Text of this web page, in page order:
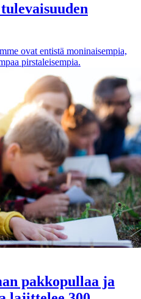
ovat entistä moninaisempia,
pirstaleisempia.
pakkopullaa ja